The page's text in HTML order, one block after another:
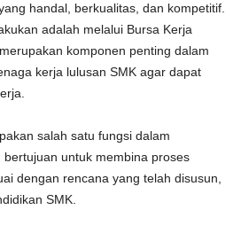
handal, berkualitas, dan kompetitif.
adalah melalui Bursa Kerja
komponen penting dalam
kerja lulusan SMK agar dapat
salah satu fungsi dalam
untuk membina proses
dengan rencana yang telah disusun,
SMK.